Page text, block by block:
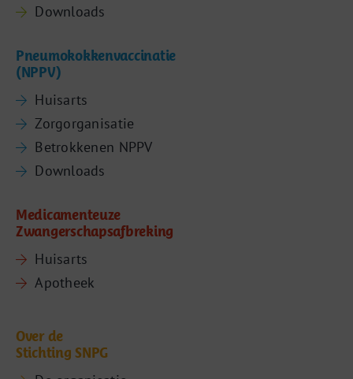
Downloads
Pneumokokkenvaccinatie
(NPPV)
Huisarts
Zorgorganisatie
Betrokkenen NPPV
Downloads
Medicamenteuze
Zwangerschapsafbreking
Huisarts
Apotheek
Over de
Stichting SNPG